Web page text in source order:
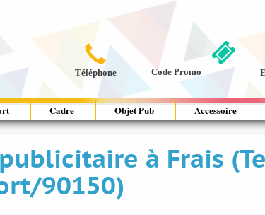

Téléphone Code Promo
Cadre Objet Pub Accessoire
à Frais
90150)